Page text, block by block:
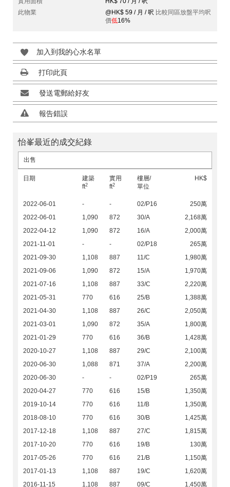
此物業
@HK$ 59 / 月 / 呎 比較同區放盤平均呎
價低16%
加入到我的心水名單
打印此頁
發送電郵給好友
報告錯誤
怡峯最近的成交紀錄
出售
日期
建築
ft2
實用
ft2
樓層/
單位
HK$
2022-06-01 - - 02/P16
250萬
2022-06-01
1,090 872 30/A
2,168萬
2022-04-12
1,090 872 16/A
2,000萬
2021-11-01
- - 02/P18
265萬
2021-09-30
1,108 887 11/C
1,980萬
2021-09-06
1,090 872 15/A
1,970萬
2021-07-16
1,108 887 33/C
2,220萬
2021-05-31
770 616 25/B
1,388萬
2021-04-30
1,108 887 26/C
2,050萬
2021-03-01
1,090 872 35/A
1,800萬
2021-01-29
770 616 36/B
1,428萬
2020-10-27
1,108 887 29/C
2,100萬
2020-06-30
1,088 871 37/A
2,200萬
2020-06-30
- - 02/P19
265萬
2020-04-27
770 616 15/B
1,350萬
2019-10-14
770 616 11/B
1,350萬
2018-08-10
770 616 30/B
1,425萬
2017-12-18
1,108 887 27/C
1,815萬
2017-10-20
770 616 19/B
130萬
2017-05-26
770 616 21/B
1,150萬
2017-01-13
1,108 887 19/C
1,620萬
2016-11-15
1,108 887 09/C 1,450萬